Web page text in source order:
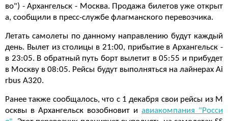
во") - Архангельск - Москва. Продажа билетов уже открыт
а, сообщили в пресс-службе флагманского перевозчика.
Летать самолеты по данному направлению будут каждый
день. Вылет из столицы в 21:00, прибытие в Архангельск -
в 23:05. В обратный путь борт вылетит в 05:55 и прибудет
в Москву в 08:05. Рейсы будут выполняться на лайнерах Ai
rbus A320.
Ранее также сообщалось, что с 1 декабря свои рейсы из М
осквы в Архангельск возобновит и авиакомпания "Росси